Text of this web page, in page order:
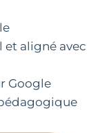
et aligné avec
Google